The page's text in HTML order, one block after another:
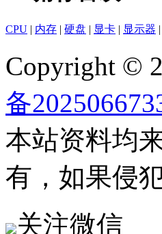
CPU | 内存 | 硬盘 | 显卡 | 显示器 |
Copyright ©
备
本站资料均
有，如果侵
关注微信